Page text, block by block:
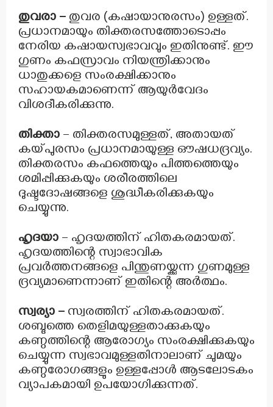
തുവരാ – തുവര (കഷായാനുരസം) ഉള്ളത്.
പ്രധാനമായും തിക്തരസത്തോടൊപ്പം
നേരിയ കഷായസ്വഭാവവും ഇതിനുണ്ട്. ഈ
ഗുണം കഫസ്രാവം നിയന്ത്രിക്കാനും
ധാതുക്കളെ സംരക്ഷിക്കാനും
സഹായകമാണെന്ന് ആയുർവേദം
വിശദീകരിക്കുന്നു.
തിക്താ – തിക്തരസമുള്ളത്, അതായത്
കയ്പുരസം പ്രധാനമായുള്ള ഔഷധദ്രവ്യം.
തിക്തരസം കഫത്തെയും പിത്തത്തെയും
ശമിപ്പിക്കുകയും ശരീരത്തിലെ
ദുഷ്ടദോഷങ്ങളെ ശുദ്ധീകരിക്കുകയും
ചെയ്യുന്നു.
ഹൃദയാ – ഹൃദയത്തിന് ഹിതകരമായത്.
ഹൃദയത്തിന്റെ സ്വാഭാവിക
പ്രവർത്തനങ്ങളെ പിന്തുണയ്ക്കുന്ന ഗുണമുള്ള
ദ്രവ്യമാണെന്നാണ് ഇതിന്റെ അർത്ഥം.
സ്വര്യാ – സ്വരത്തിന് ഹിതകരമായത്.
ശബ്ദത്തെ തെളിമയുള്ളതാക്കുകയും
കണ്ഠത്തിന്റെ ആരോഗ്യം സംരക്ഷിക്കുകയും
ചെയ്യുന്ന സ്വഭാവമുള്ളതിനാലാണ് ചുമയും
കണ്ഠരോഗങ്ങളും ഉള്ളപ്പോൾ ആടലോടകം
വ്യാപകമായി ഉപയോഗിക്കുന്നത്.